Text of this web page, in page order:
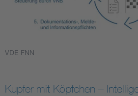
VDE FNN
Kupfer mit Köpfchen –